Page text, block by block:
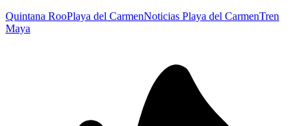
Quintana RooPlaya del CarmenNoticias Playa del CarmenTren
Maya